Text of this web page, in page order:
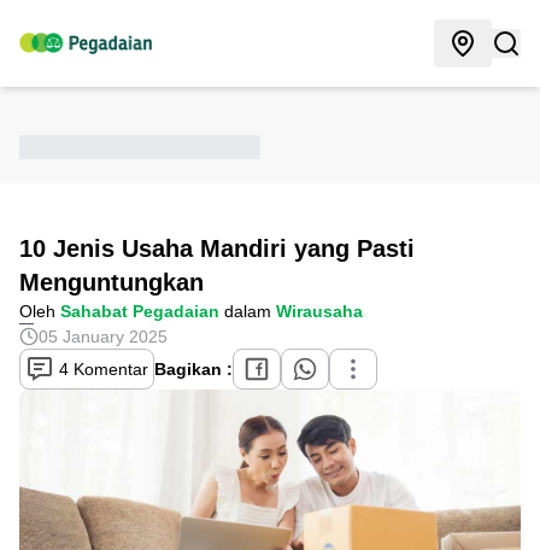
10 Jenis Usaha Mandiri yang Pasti
Menguntungkan
Oleh Sahabat Pegadaian dalam Wirausaha
05 January 2025
4 Komentar Bagikan :